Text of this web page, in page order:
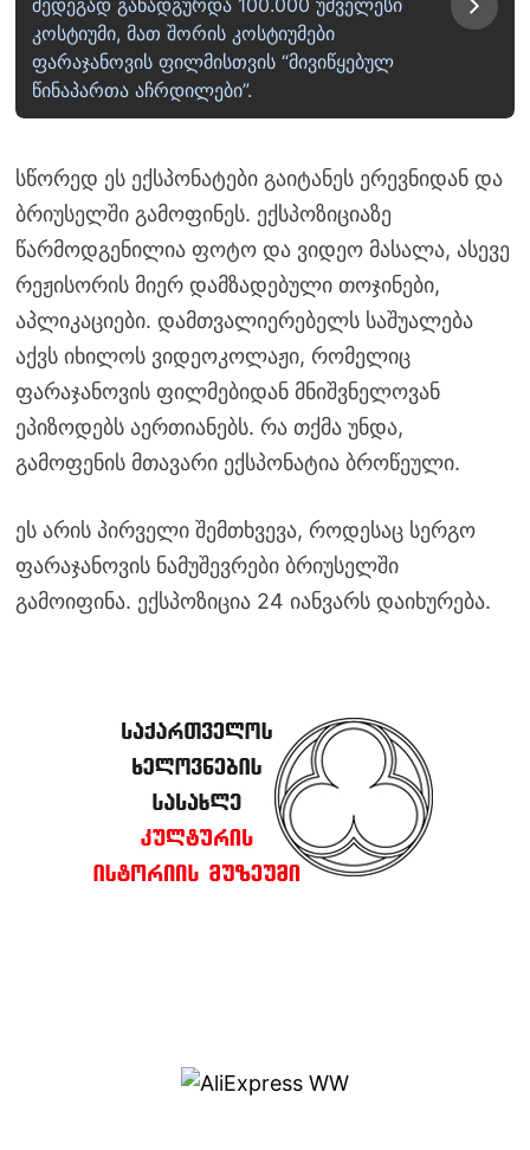
შედეგად განადგურდა 100.000 უძველესი
კოსტიუმი, მათ შორის კოსტიუმები
ფარაჯანოვის ფილმისთვის “მივიწყებულ
წინაპართა აჩრდილები”.
სწორედ ეს ექსპონატები გაიტანეს ერევნიდან და
ბრიუსელში გამოფინეს. ექსპოზიციაზე
წარმოდგენილია ფოტო და ვიდეო მასალა, ასევე
რეჟისორის მიერ დამზადებული თოჯინები,
აპლიკაციები. დამთვალიერებელს საშუალება
აქვს იხილოს ვიდეოკოლაჟი, რომელიც
ფარაჯანოვის ფილმებიდან მნიშვნელოვან
ეპიზოდებს აერთიანებს. რა თქმა უნდა,
გამოფენის მთავარი ექსპონატია ბროწეული.
ეს არის პირველი შემთხვევა, როდესაც სერგო
ფარაჯანოვის ნამუშევრები ბრიუსელში
გამოიფინა. ექსპოზიცია 24 იანვარს დაიხურება.